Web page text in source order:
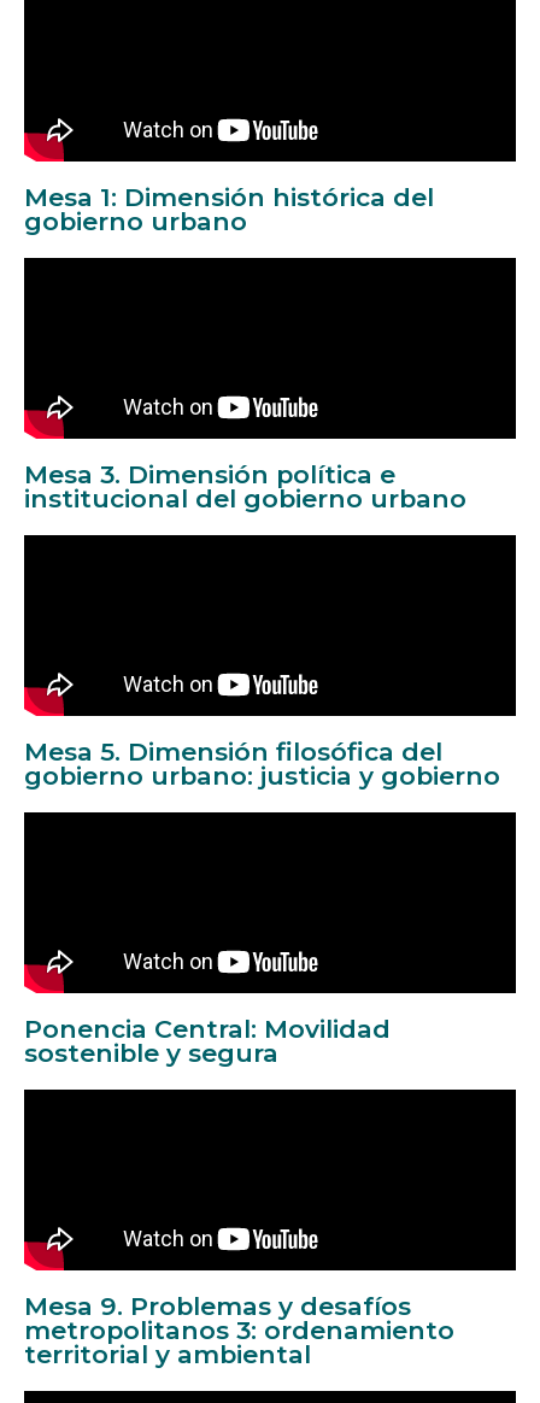
Mesa 1: Dimensión histórica del
gobierno urbano
Mesa 3. Dimensión política e
institucional del gobierno urbano
Mesa 5. Dimensión filosófica del
gobierno urbano: justicia y gobierno
Ponencia Central: Movilidad
sostenible y segura
Mesa 9. Problemas y desafíos
metropolitanos 3: ordenamiento
territorial y ambiental